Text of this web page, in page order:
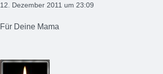
12. Dezember 2011 um 23:09
Für Deine Mama